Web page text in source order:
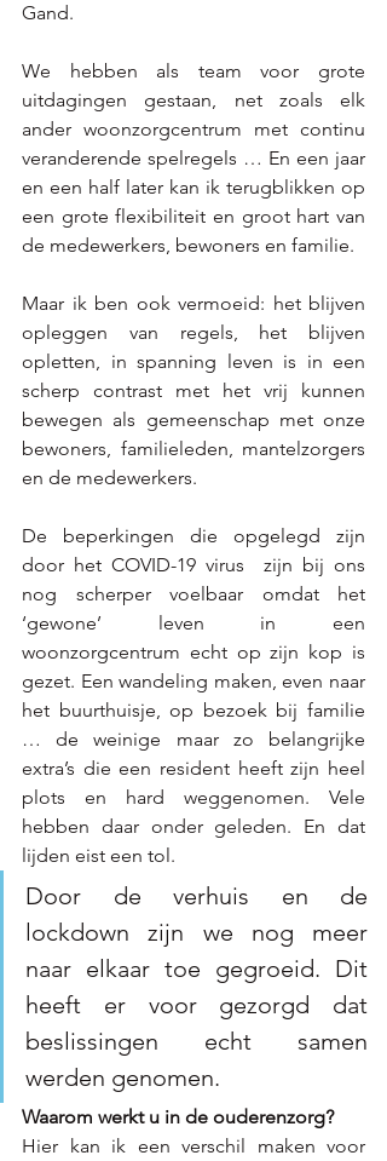
Gand.
We hebben als team voor grote
uitdagingen gestaan, net zoals elk
ander woonzorgcentrum met continu
veranderende spelregels … En een jaar
en een half later kan ik terugblikken op
een grote flexibiliteit en groot hart van
de medewerkers, bewoners en familie.
Maar ik ben ook vermoeid: het blijven
opleggen van regels, het blijven
opletten, in spanning leven is in een
scherp contrast met het vrij kunnen
bewegen als gemeenschap met onze
bewoners, familieleden, mantelzorgers
en de medewerkers.
De beperkingen die opgelegd zijn
door het COVID-19 virus  zijn bij ons
nog scherper voelbaar omdat het
‘gewone’ leven in een
woonzorgcentrum echt op zijn kop is
gezet. Een wandeling maken, even naar
het buurthuisje, op bezoek bij familie
… de weinige maar zo belangrijke
extra’s die een resident heeft zijn heel
plots en hard weggenomen. Vele
hebben daar onder geleden. En dat
lijden eist een tol.
Door de verhuis en de
lockdown zijn we nog meer
naar elkaar toe gegroeid. Dit
heeft er voor gezorgd dat
beslissingen echt samen
werden genomen.
Waarom werkt u in de ouderenzorg?
Hier kan ik een verschil maken voor